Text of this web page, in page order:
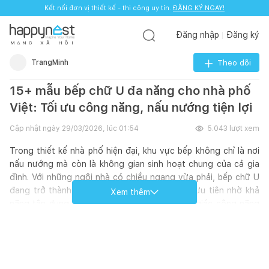
Kết nối đơn vị thiết kế - thi công uy tín. ĐĂNG KÝ NGAY!
M Ạ N G X Ã H Ộ I
Đăng nhập Đăng ký
TrangMinh Theo dõi
15+ mẫu bếp chữ U đa năng cho nhà phố
Việt: Tối ưu công năng, nấu nướng tiện lợi
Cập nhật ngày 29/03/2026, lúc 01:54 5.043 lượt xem
Trong thiết kế nhà phố hiện đại, khu vực bếp không chỉ là nơi
nấu nướng mà còn là không gian sinh hoạt chung của cả gia
đình. Với những ngôi nhà có chiều ngang vừa phải, bếp chữ U
đang trở thành lựa chọn được nhiều gia chủ ưu tiên nhờ khả
năng tận dụng tối đa diện tích và tạo ra tam giác công năng
Xem thêm